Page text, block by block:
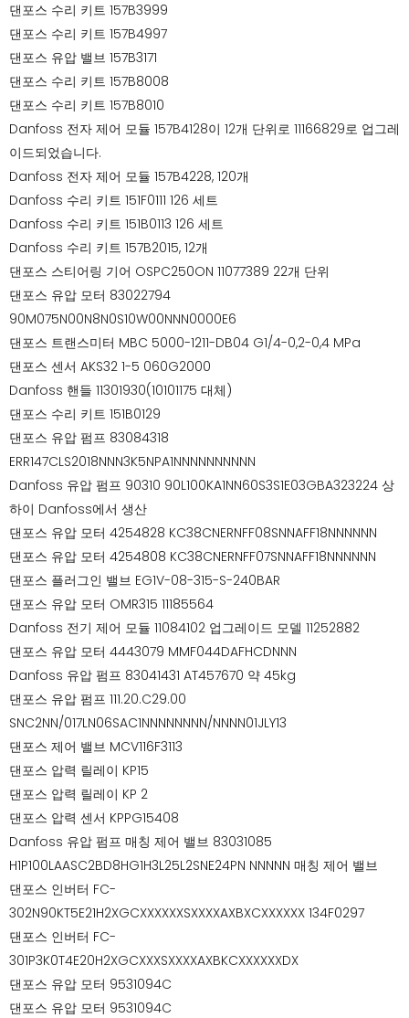
댄포스 수리 키트 157B3999
댄포스 수리 키트 157B4997
댄포스 유압 밸브 157B3171
댄포스 수리 키트 157B8008
댄포스 수리 키트 157B8010
Danfoss 전자 제어 모듈 157B4128이 12개 단위로 11166829로 업그레
이드되었습니다.
Danfoss 전자 제어 모듈 157B4228, 120개
Danfoss 수리 키트 151F0111 126 세트
Danfoss 수리 키트 151B0113 126 세트
Danfoss 수리 키트 157B2015, 12개
댄포스 스티어링 기어 OSPC250ON 11077389 22개 단위
댄포스 유압 모터 83022794
90M075N00N8N0S10W00NNN0000E6
댄포스 트랜스미터 MBC 5000-1211-DB04 G1/4-0,2-0,4 MPa
댄포스 센서 AKS32 1-5 060G2000
Danfoss 핸들 11301930(10101175 대체)
댄포스 수리 키트 151B0129
댄포스 유압 펌프 83084318
ERR147CLS2018NNN3K5NPA1NNNNNNNNNN
Danfoss 유압 펌프 90310 90L100KA1NN60S3S1E03GBA323224 상
하이 Danfoss에서 생산
댄포스 유압 모터 4254828 KC38CNERNFF08SNNAFF18NNNNNN
댄포스 유압 모터 4254808 KC38CNERNFF07SNNAFF18NNNNNN
댄포스 플러그인 밸브 EG1V-08-315-S-240BAR
댄포스 유압 모터 OMR315 11185564
Danfoss 전기 제어 모듈 11084102 업그레이드 모델 11252882
댄포스 유압 모터 4443079 MMF044DAFHCDNNN
Danfoss 유압 펌프 83041431 AT457670 약 45kg
댄포스 유압 펌프 111.20.C29.00
SNC2NN/017LN06SAC1NNNNNNNN/NNNN01JLY13
댄포스 제어 밸브 MCV116F3113
댄포스 압력 릴레이 KP15
댄포스 압력 릴레이 KP 2
댄포스 압력 센서 KPPG15408
Danfoss 유압 펌프 매칭 제어 밸브 83031085
H1P100LAASC2BD8HG1H3L25L2SNE24PN NNNNN 매칭 제어 밸브
댄포스 인버터 FC-
302N90KT5E21H2XGCXXXXXXSXXXXAXBXCXXXXXX 134F0297
댄포스 인버터 FC-
301P3K0T4E20H2XGCXXXSXXXXAXBKCXXXXXXDX
댄포스 유압 모터 9531094C
댄포스 유압 모터 9531094C